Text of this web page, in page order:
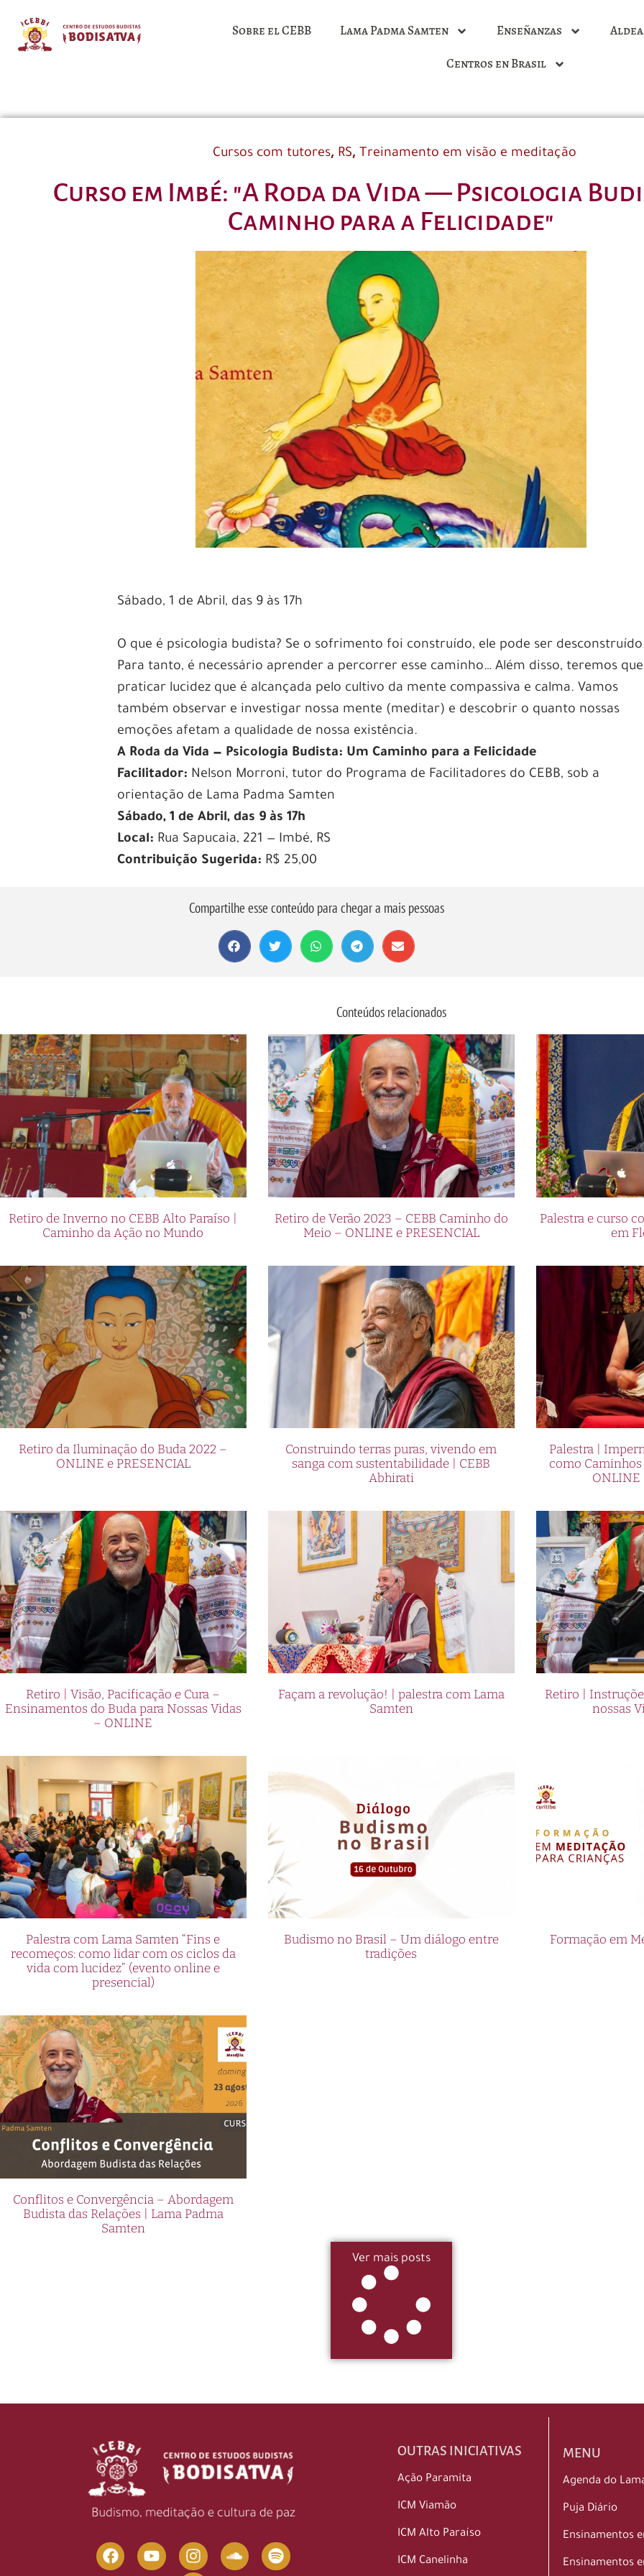
Sobre el CEBB Lama Padma Samten Enseñanzas
Centros en Brasil
Cursos com tutores, RS,Treinamento em visão e meditação
Curso em Imbé: "A Roda da Vida — Psicologia
Caminho para a Felicidade"
Sábado, 1 de Abril, das 9 às 17h
O que é psicologia budista? Se o sofrimento foi construído, ele pode ser
Para tanto, é necessário aprender a percorrer esse caminho… Além disso, teremos que
praticar lucidez que é alcançada pelo cultivo da mente compassiva e calma. Vamos
também observar e investigar nossa mente (meditar) e descobrir o quanto nossas
emoções afetam a qualidade de nossa existência.
A Roda da Vida — Psicologia Budista: Um Caminho para a Felicidade
Facilitador: Nelson Morroni, tutor do Programa de Facilitadores do CEBB, sob a
orientação de Lama Padma Samten
Sábado, 1 de Abril, das 9 às 17h
Local: Rua Sapucaia, 221 — Imbé, RS
Contribuição Sugerida: R$ 25,00
Compartilhe esse conteúdo para chegar a mais pessoas
Conteúdos relacionados
Retiro de Inverno no CEBB Alto Paraíso |
Caminho da Ação no Mundo
Retiro de Verão 2023 – CEBB Caminho do
Meio – ONLINE e PRESENCIAL
Palestra e curso
em
Retiro da Iluminação do Buda 2022 –
ONLINE e PRESENCIAL
Construindo terras puras, vivendo em
sanga com sustentabilidade | CEBB
Abhirati
Palestra |
como
ONLINE
Retiro | Visão, Pacificação e Cura –
Ensinamentos do Buda para Nossas Vidas
– ONLINE
Façam a revolução! | palestra com Lama
Samten
Retiro |
nossas
Palestra com Lama Samten “Fins e
recomeços: como lidar com os ciclos da
vida com lucidez” (evento online e
presencial)
Budismo no Brasil – Um diálogo entre
tradições
Formação em
Conflitos e Convergência – Abordagem
Budista das Relações | Lama Padma
Samten
Ver mais posts
OUTRAS INICIATIVAS
Ação Paramita
ICM Viamão
ICM Alto Paraíso
ICM Canelinha
MENU
Agenda do
Puja Diário
Ensinamentos
Ensinamentos